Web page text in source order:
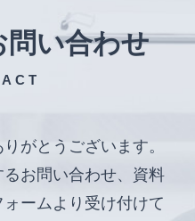
問い合わせ
がとうございます。
お問い合わせ、資料
ームより受け付けて